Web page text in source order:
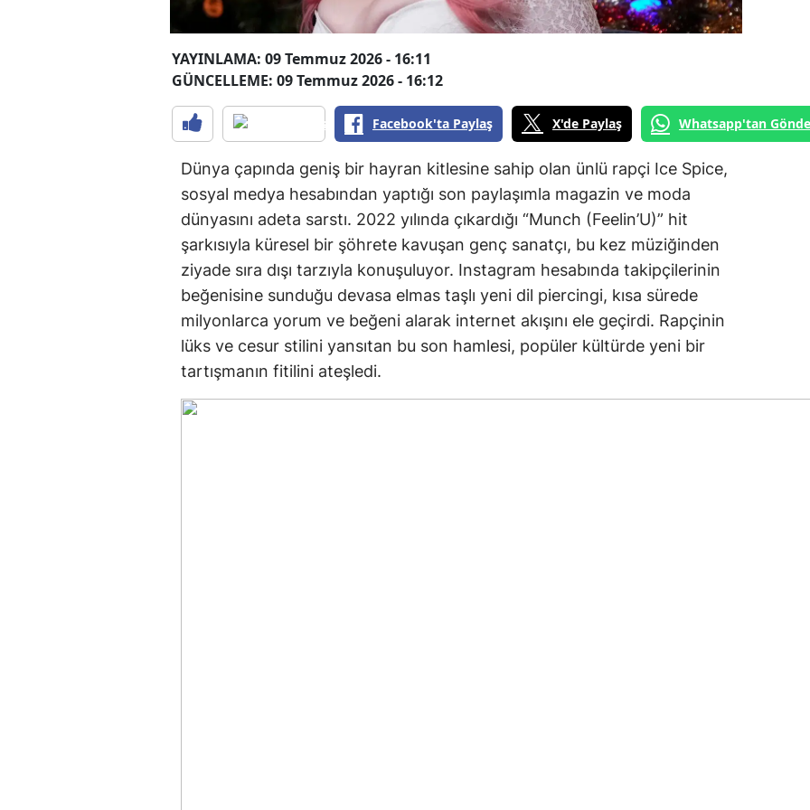
YAYINLAMA: 09 Temmuz 2026 - 16:11
GÜNCELLEME: 09 Temmuz 2026 - 16:12
Facebook'ta Paylaş X'de Paylaş Whatsapp'tan
Dünya çapında geniş bir hayran kitlesine sahip olan ünlü rapçi Ice Spice,
sosyal medya hesabından yaptığı son paylaşımla magazin ve moda
dünyasını adeta sarstı. 2022 yılında çıkardığı “Munch (Feelin’U)” hit
şarkısıyla küresel bir şöhrete kavuşan genç sanatçı, bu kez müziğinden
ziyade sıra dışı tarzıyla konuşuluyor. Instagram hesabında takipçilerinin
beğenisine sunduğu devasa elmas taşlı yeni dil piercingi, kısa sürede
milyonlarca yorum ve beğeni alarak internet akışını ele geçirdi. Rapçinin
lüks ve cesur stilini yansıtan bu son hamlesi, popüler kültürde yeni bir
tartışmanın fitilini ateşledi.